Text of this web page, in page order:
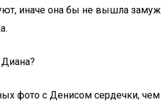
иначе она бы не вышла замуж
фото с Денисом сердечки, чем